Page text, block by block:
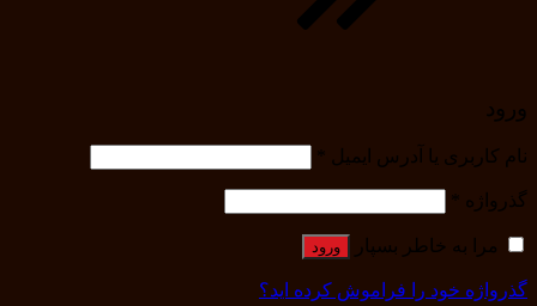
ورود
نام کاربری یا آدرس ایمیل
گذرواژه
مرا به خاطر بسپار ورود
گذرواژه خود را فراموش کرده اید؟